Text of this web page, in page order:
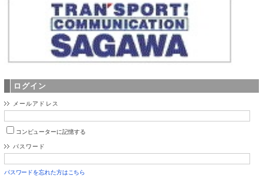
ログイン
メールアドレス
コンピューターに記憶する
パスワード
パスワードを忘れた方はこちら